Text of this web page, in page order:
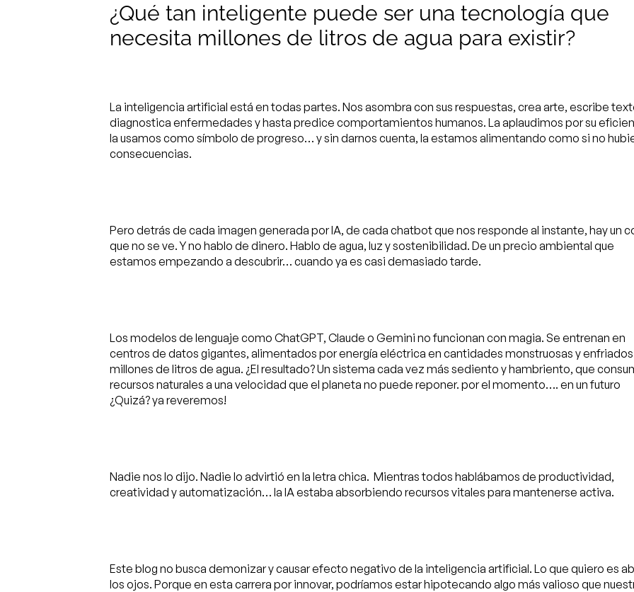
¿Qué tan inteligente puede ser una tecnología que
necesita millones de litros de agua para existir?
La inteligencia artificial está en todas partes. Nos asombra con sus respuestas, crea arte, escribe
diagnostica enfermedades y hasta predice comportamientos humanos. La aplaudimos por su
la usamos como símbolo de progreso… y sin darnos cuenta, la estamos alimentando como si no
consecuencias.
Pero detrás de cada imagen generada por IA, de cada chatbot que nos responde al instante, hay un
que no se ve. Y no hablo de dinero. Hablo de agua, luz y sostenibilidad. De un precio ambiental que
estamos empezando a descubrir… cuando ya es casi demasiado tarde.
Los modelos de lenguaje como ChatGPT, Claude o Gemini no funcionan con magia. Se entrenan en
centros de datos gigantes, alimentados por energía eléctrica en cantidades monstruosas y
millones de litros de agua. ¿El resultado? Un sistema cada vez más sediento y hambriento, que
recursos naturales a una velocidad que el planeta no puede reponer. por el momento…. en un futuro
¿Quizá? ya reveremos!
Nadie nos lo dijo. Nadie lo advirtió en la letra chica. Mientras todos hablábamos de productividad,
creatividad y automatización… la IA estaba absorbiendo recursos vitales para mantenerse activa.
Este blog no busca demonizar y causar efecto negativo de la inteligencia artificial. Lo que quiero es
los ojos. Porque en esta carrera por innovar, podríamos estar hipotecando algo más valioso que